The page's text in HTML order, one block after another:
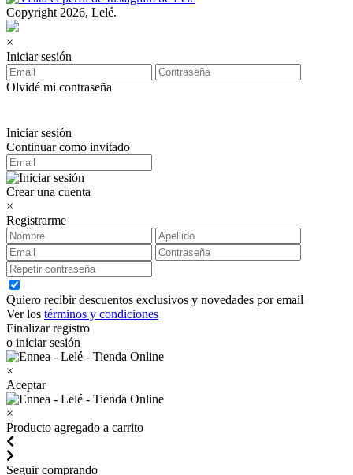
Copyright 2026, Lelé.
×
Iniciar sesión
Olvidé mi contraseña
Iniciar sesión
Continuar como invitado
Crear una cuenta
×
Registrarme
Quiero recibir descuentos exclusivos y novedades por email
Ver los términos y condiciones
Finalizar registro
o iniciar sesión
×
Aceptar
×
Producto agregado a carrito
Seguir comprando